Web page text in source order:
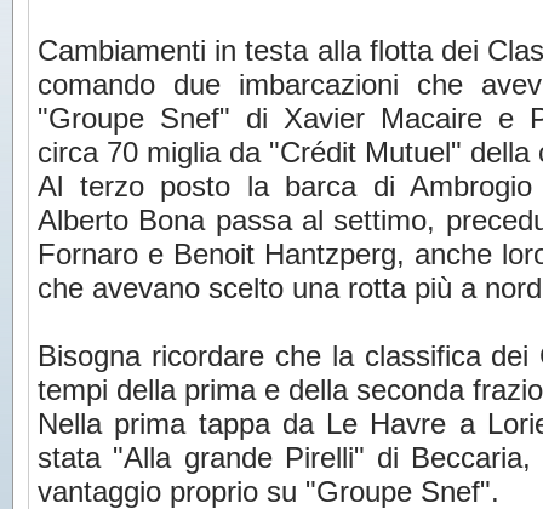
Cambiamenti in testa alla flotta dei
comando due imbarcazioni che
"Groupe Snef" di Xavier Macaire e
circa 70 miglia da "Crédit Mutuel" della
Al terzo posto la barca di
Alberto Bona passa al settimo,
Fornaro e Benoit Hantzperg, anche
che avevano scelto una rotta più a
Bisogna ricordare che la classifica
tempi della prima e della seconda
Nella prima tappa da Le Havre a
stata "Alla grande Pirelli" di
vantaggio proprio su "Groupe Snef".